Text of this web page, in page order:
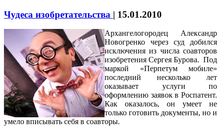
Чудеса изобретательства | 15.01.2010
Архангелогородец Александр
Новогренко через суд добился
исключения из числа соавторов
изобретения Сергея Бурова. Под
маркой «Перпетум мобиле»
последний несколько лет
оказывает услуги по
оформлению заявок в Роспатент.
Как оказалось, он умеет не
только готовить документы, но и
умело вписывать себя в соавторы.